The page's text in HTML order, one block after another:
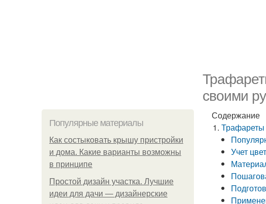
своими
Популярные материалы
Как состыковать крышу пристройки
и дома. Какие варианты возможны
в принципе
Простой дизайн участка. Лучшие
идеи для дачи — дизайнерские
Содержание
Трафареты
Учет